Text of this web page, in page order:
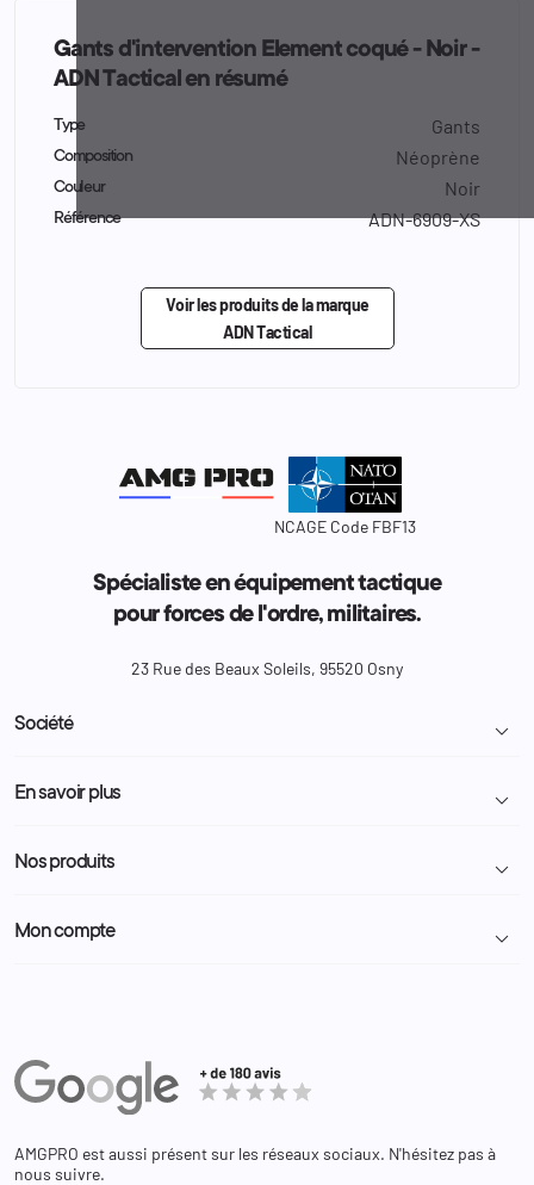
Gants d'intervention Element coqué - Noir -
ADN Tactical en résumé
Type Gants
Composition Néoprène
Couleur Noir
Référence ADN-6909-XS
Voir les produits de la marque
ADN Tactical
NCAGE Code FBF13
Spécialiste en équipement tactique
pour forces de l'ordre, militaires.
23 Rue des Beaux Soleils, 95520 Osny
Société 
Livraison et retour colis
Demande de devis
Nous contacter
En savoir plus 
Programme Fidélité
Administration
Nos produits 
Police Municipale | ASVP
Equipements
Bagagerie
Mon compte 
Adresses
Bons de réduction
Et les cookies ?
AMGPRO est aussi présent sur les réseaux sociaux. N'hésitez pas à
nous suivre.